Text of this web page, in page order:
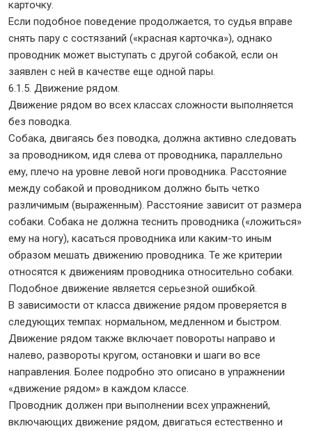
карточку.
Если подобное поведение продолжается, то судья вправе
снять пару с состязаний («красная карточка»), однако
проводник может выступать с другой собакой, если он
заявлен с ней в качестве еще одной пары.
6.1.5. Движение рядом.
Движение рядом во всех классах сложности выполняется
без поводка.
Собака, двигаясь без поводка, должна активно следовать
за проводником, идя слева от проводника, параллельно
ему, плечо на уровне левой ноги проводника. Расстояние
между собакой и проводником должно быть четко
различимым (выраженным). Расстояние зависит от размера
собаки. Собака не должна теснить проводника («ложиться»
ему на ногу), касаться проводника или каким-то иным
образом мешать движению проводника. Те же критерии
относятся к движениям проводника относительно собаки.
Подобное движение является серьезной ошибкой.
В зависимости от класса движение рядом проверяется в
следующих темпах: нормальном, медленном и быстром.
Движение рядом также включает повороты направо и
налево, развороты кругом, остановки и шаги во все
направления. Более подробно это описано в упражнении
«движение рядом» в каждом классе.
Проводник должен при выполнении всех упражнений,
включающих движение рядом, двигаться естественно и